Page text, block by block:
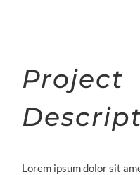
Project
Lorem ipsum dolor sit